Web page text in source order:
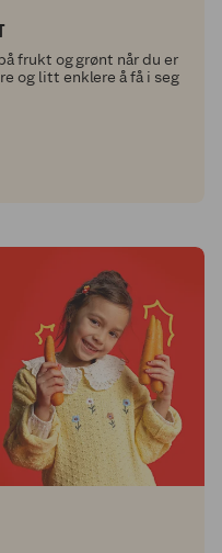
frukt og grønt når du er
og litt enklere å få i seg